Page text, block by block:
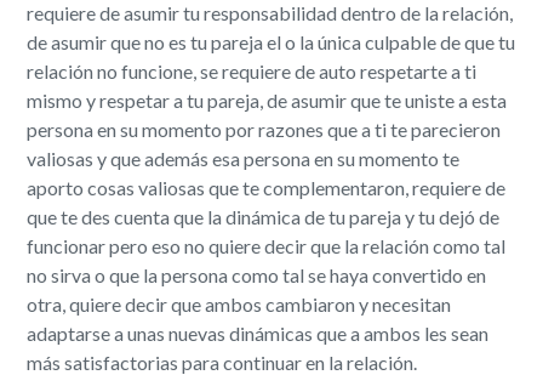
requiere de asumir tu responsabilidad dentro de la relación,
de asumir que no es tu pareja el o la única culpable de que tu
relación no funcione, se requiere de auto respetarte a ti
mismo y respetar a tu pareja, de asumir que te uniste a esta
persona en su momento por razones que a ti te parecieron
valiosas y que además esa persona en su momento te
aporto cosas valiosas que te complementaron, requiere de
que te des cuenta que la dinámica de tu pareja y tu dejó de
funcionar pero eso no quiere decir que la relación como tal
no sirva o que la persona como tal se haya convertido en
otra, quiere decir que ambos cambiaron y necesitan
adaptarse a unas nuevas dinámicas que a ambos les sean
más satisfactorias para continuar en la relación.